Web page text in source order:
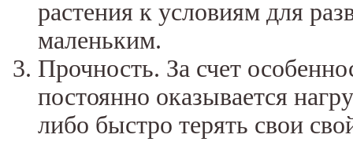
растения к условиям для
маленьким.
Прочность. За счет
постоянно оказывается
либо быстро терять свои